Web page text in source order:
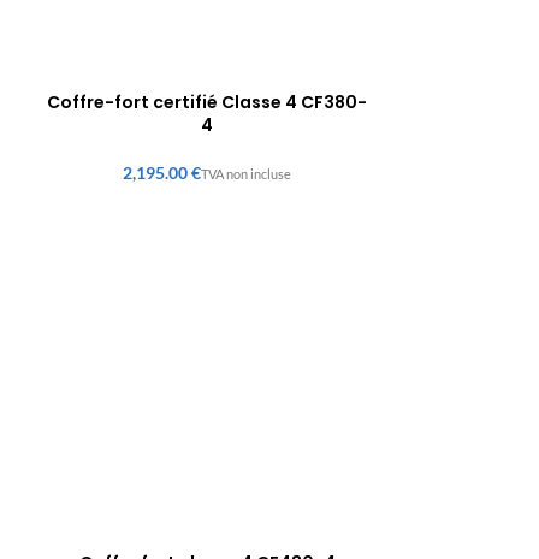
Coffre-fort certifié Classe 4 CF380-
4
€